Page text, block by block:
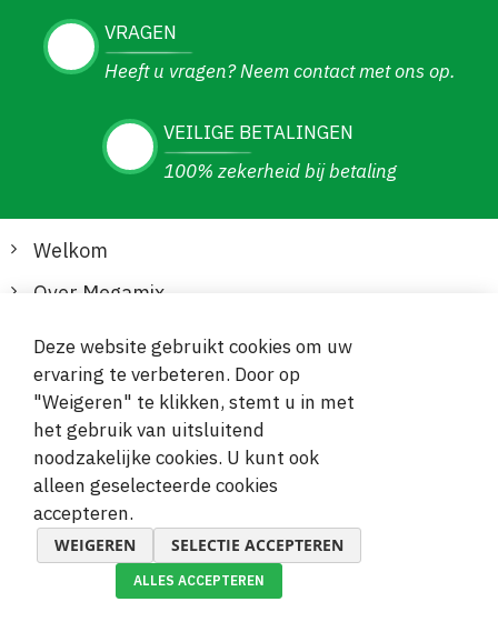
VRAGEN
Heeft u vragen? Neem contact met ons op.
VEILIGE BETALINGEN
100% zekerheid bij betaling
Welkom
Over Megamix
Informatie
Klantenservice
Veilige en gemakkelijke betalingen
Deze website gebruikt cookies om uw
ervaring te verbeteren. Door op
"Weigeren" te klikken, stemt u in met
het gebruik van uitsluitend
noodzakelijke cookies. U kunt ook
alleen geselecteerde cookies
accepteren.
WEIGEREN SELECTIE ACCEPTEREN
ALLES ACCEPTEREN